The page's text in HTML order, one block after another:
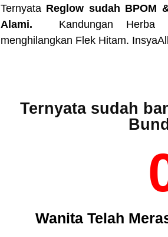
Ternyata Reglow sudah BPOM
Alami.
Kandungan Herba
menghilangkan Flek Hitam.
Ternyata sudah
Wanita Telah